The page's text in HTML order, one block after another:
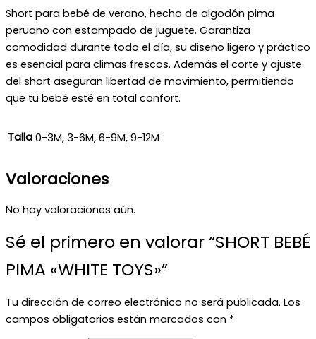
Short para bebé de verano, hecho de algodón pima
peruano con estampado de juguete. Garantiza
comodidad durante todo el día, su diseño ligero y práctico
es esencial para climas frescos. Además el corte y ajuste
del short aseguran libertad de movimiento, permitiendo
que tu bebé esté en total confort.
Talla 0-3M, 3-6M, 6-9M, 9-12M
Valoraciones
No hay valoraciones aún.
Sé el primero en valorar “SHORT BEBÉ
PIMA «WHITE TOYS»”
Tu dirección de correo electrónico no será publicada. Los
campos obligatorios están marcados con *